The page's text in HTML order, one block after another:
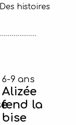
histoires
6-9 ans
Alizée
fend la
bise